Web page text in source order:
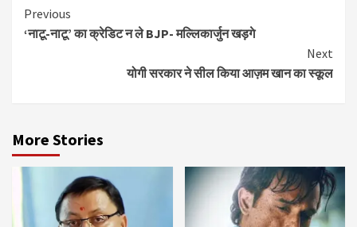
Continue
Reading
Previous
‘नाटू-नाटू’ का क्रेडिट न ले BJP- मल्लिकार्जुन खड़गे
Next
योगी सरकार ने सील किया आज़म खान का स्कूल
More Stories